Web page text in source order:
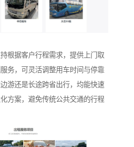
根据客户行程需求，提供上门取
务，可灵活调整用车时间与停靠
游还是长途跨省出行，均能快速
方案，避免传统公共交通的行程